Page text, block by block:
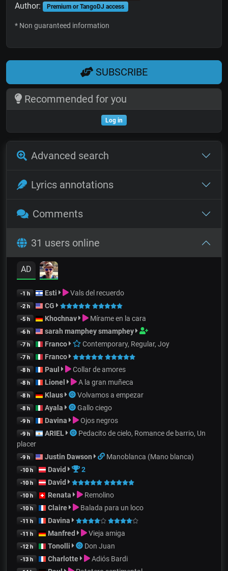
Author: Premium or TangoDJ access
* Non guaranteed information
SUBSCRIBE
Recommended for you
Log in
Advanced search
Lyrics annotations
Comments
31 users online
AD
-1 h Esti Vals del recuerdo
-2 h CG
-5 h Khochnav Mírame en la cara
-6 h sarah mamphey smamphey
-7 h Franco Contemporary, Regular, Joy
-7 h Franco
-8 h Paul Collar de amores
-8 h Lionel A la gran muñeca
-8 h Klaus Volvamos a empezar
-8 h Ayala Gallo ciego
-9 h Davina Ojos negros
-9 h ARIEL
Pedacito de cielo, Romance de barrio, Un
placer
-9 h Justin Dawson Manoblanca (Mano blanca)
-10 h David 2
-10 h David
-10 h Renata Remolino
-10 h Claire Balada para un loco
-11 h Davina
-11 h Manfred Vieja amiga
-12 h Tonolli Don Juan
-13 h Charlotte Adiós Bardi